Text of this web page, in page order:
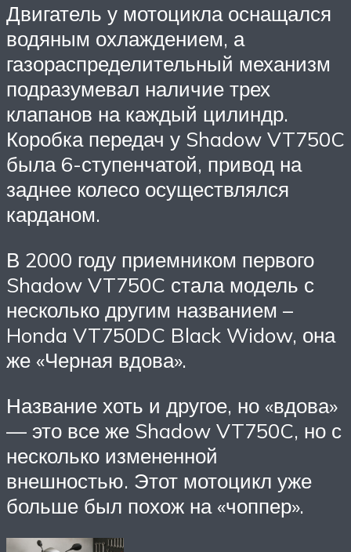
Двигатель у мотоцикла оснащался
водяным охлаждением, а
газораспределительный механизм
подразумевал наличие трех
клапанов на каждый цилиндр.
Коробка передач у Shadow VT750C
была 6-ступенчатой, привод на
заднее колесо осуществлялся
карданом.
В 2000 году приемником первого
Shadow VT750C стала модель с
несколько другим названием –
Honda VT750DC Black Widow, она
же «Черная вдова».
Название хоть и другое, но «вдова»
— это все же Shadow VT750C, но с
несколько измененной
внешностью. Этот мотоцикл уже
больше был похож на «чоппер».